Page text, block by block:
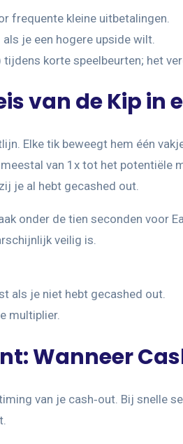
frequente kleine uitbetalingen.
je een hogere upside wilt.
tijdens korte speelbeurten; het
van de Kip in
Elke tik beweegt hem één
van 1x tot het potentiële
je al hebt gecashed out.
onder de tien seconden voor
veilig is.
als je niet hebt gecashed out.
multiplier.
Wanneer
van je cash‑out. Bij